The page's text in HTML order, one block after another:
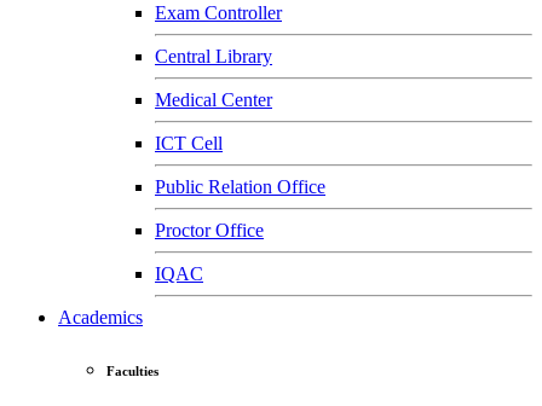
Exam Controller
Central Library
Medical Center
ICT Cell
Public Relation Office
Proctor Office
IQAC
Academics
Faculties